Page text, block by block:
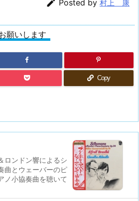
 Posted by 村上 康
願いします
Copy
ロンドン響によるシ
曲とウェーバーのピ
ノ小協奏曲を聴いて